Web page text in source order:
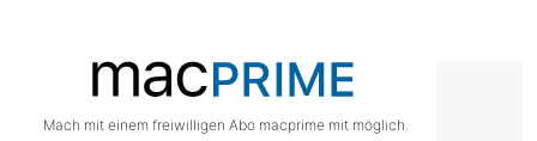
Mach mit einem freiwilligen Abo macprime mit möglich.